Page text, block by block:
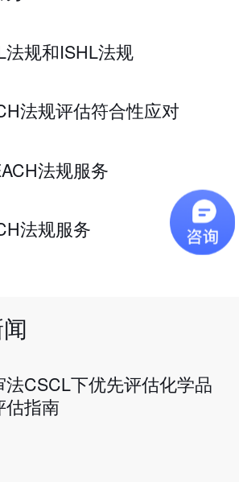
法规和ISHL法规
法规评估符合性应对
法规服务
法规服务
法CSCL下优先评估化学品
估指南